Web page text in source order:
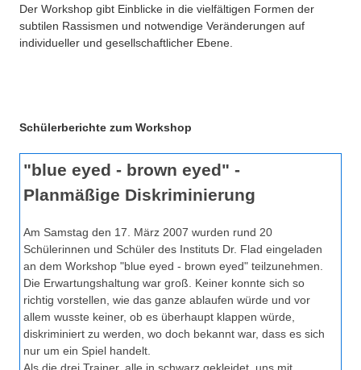
Der Workshop gibt Einblicke in die vielfältigen Formen der
subtilen Rassismen und notwendige Veränderungen auf
individueller und gesellschaftlicher Ebene.
Schülerberichte zum Workshop
"blue eyed - brown eyed" -
Planmäßige Diskriminierung
Am Samstag den 17. März 2007 wurden rund 20
Schülerinnen und Schüler des Instituts Dr. Flad eingeladen
an dem Workshop "blue eyed - brown eyed" teilzunehmen.
Die Erwartungshaltung war groß. Keiner konnte sich so
richtig vorstellen, wie das ganze ablaufen würde und vor
allem wusste keiner, ob es überhaupt klappen würde,
diskriminiert zu werden, wo doch bekannt war, dass es sich
nur um ein Spiel handelt.